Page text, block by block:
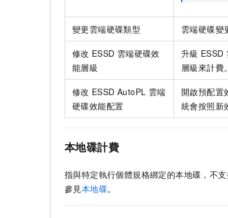
變更雲端硬碟類型 雲端硬碟變
修改 ESSD 雲端硬碟效
能層級
升級 ESSD
層級來計費。
修改 ESSD AutoPL 雲端
硬碟效能配置
開啟預配置
統會按照新
本地碟計費
指與特定執行個體規格綁定的本地碟，不
參見本地碟。